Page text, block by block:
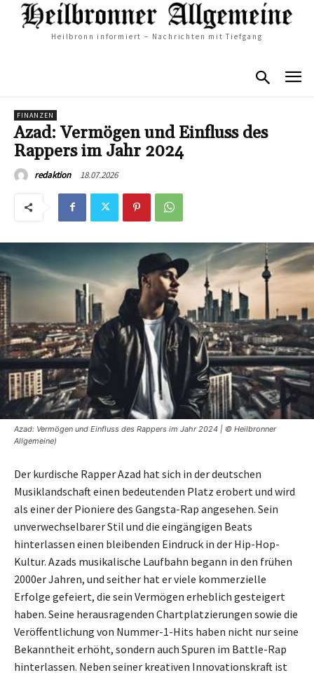
Heilbronn informiert – Nachrichten mit Tiefgang
FINANZEN
Azad: Vermögen und Einfluss des
Rappers im Jahr 2024
redaktion 18.07.2026
Azad: Vermögen und Einfluss des Rappers im Jahr 2024 | © Heilbronner
Allgemeine)
Der kurdische Rapper Azad hat sich in der deutschen
Musiklandschaft einen bedeutenden Platz erobert und wird
als einer der Pioniere des Gangsta-Rap angesehen. Sein
unverwechselbarer Stil und die eingängigen Beats
hinterlassen einen bleibenden Eindruck in der Hip-Hop-
Kultur. Azads musikalische Laufbahn begann in den frühen
2000er Jahren, und seither hat er viele kommerzielle
Erfolge gefeiert, die sein Vermögen erheblich gesteigert
haben. Seine herausragenden Chartplatzierungen sowie die
Veröffentlichung von Nummer-1-Hits haben nicht nur seine
Bekanntheit erhöht, sondern auch Spuren im Battle-Rap
hinterlassen. Neben seiner kreativen Innovationskraft ist